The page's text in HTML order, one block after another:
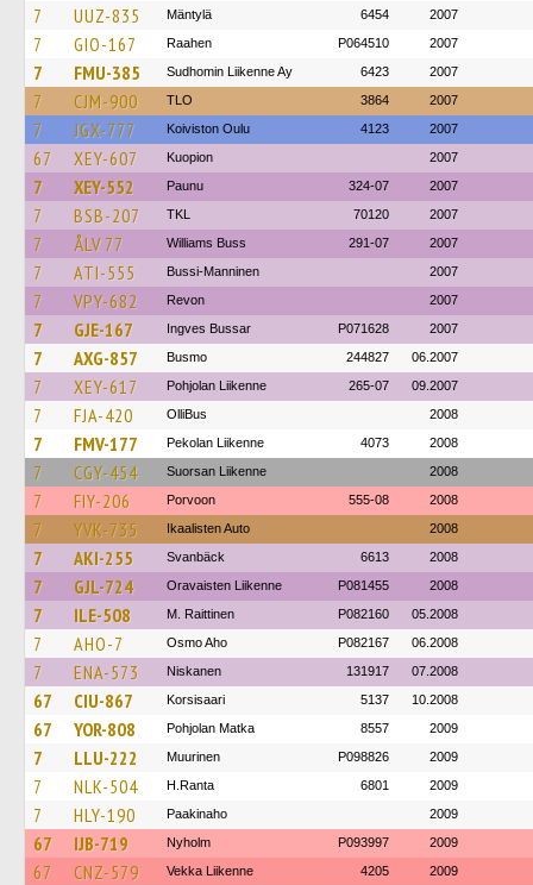
7 UUZ-835 Mäntylä 6454 2007
7 GIO-167 Raahen P064510 2007
7 FMU-385 Sudhomin Liikenne Ay 6423 2007
7 CJM-900 TLO 3864 2007
7 JGX-777 Koiviston Oulu 4123 2007
67 XEY-607 Kuopion 2007
7 XEY-552 Paunu 324-07 2007
7 BSB-207 TKL 70120 2007
7 ÅLV 77 Williams Buss 291-07 2007
7 ATI-555 Bussi-Manninen 2007
7 VPY-682 Revon 2007
7 GJE-167 Ingves Bussar P071628 2007
7 AXG-857 Busmo 244827 06.2007
7 XEY-617 Pohjolan Liikenne 265-07 09.2007
7 FJA-420 OlliBus 2008
7 FMV-177 Pekolan Liikenne 4073 2008
7 CGY-454 Suorsan Liikenne 2008
7 FIY-206 Porvoon 555-08 2008
7 YVK-735 Ikaalisten Auto 2008
7 AKI-255 Svanbäck 6613 2008
7 GJL-724 Oravaisten Liikenne P081455 2008
7 ILE-508 M. Raittinen P082160 05.2008
7 AHO-7 Osmo Aho P082167 06.2008
7 ENA-573 Niskanen 131917 07.2008
67 CIU-867 Korsisaari 5137 10.2008
67 YOR-808 Pohjolan Matka 8557 2009
7 LLU-222 Muurinen P098826 2009
7 NLK-504 H.Ranta 6801 2009
7 HLY-190 Paakinaho 2009
67 IJB-719 Nyholm P093997 2009
67 CNZ-579 Vekka Liikenne 4205 2009